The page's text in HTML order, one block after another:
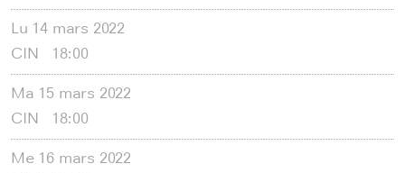
Lu 14 mars 2022
CIN
18:00
Ma 15 mars 2022
CIN
18:00
Me 16 mars 2022